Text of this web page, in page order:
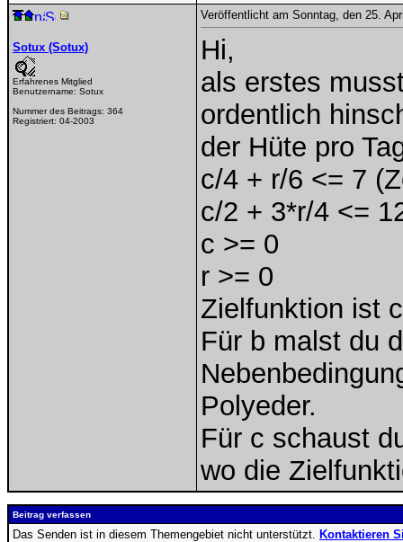
Sotux (Sotux)
Erfahrenes Mitglied
Benutzername: Sotux
Nummer des Beitrags: 364
Registriert: 04-2003
Veröffentlicht am Sonntag, den 25.
Hi,
als erstes
ordentlich
der Hüte pro
c/4 + r/6 <= 7
c/2 + 3*r/4 <=
c >= 0
r >= 0
Zielfunktion ist
Für b malst du
Polyeder.
Für c schaust
wo die
Beitrag verfassen
Das Senden ist in diesem Themengebiet nicht unterstützt. Kontaktieren